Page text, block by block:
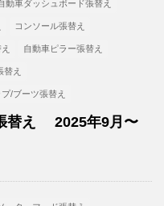
動車ダッシュボード張替え
コンソール張替え
自動車ピラー張替え
え
/ブーツ張替え
替え 2025年9月〜